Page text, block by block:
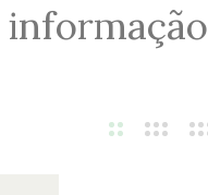
informação